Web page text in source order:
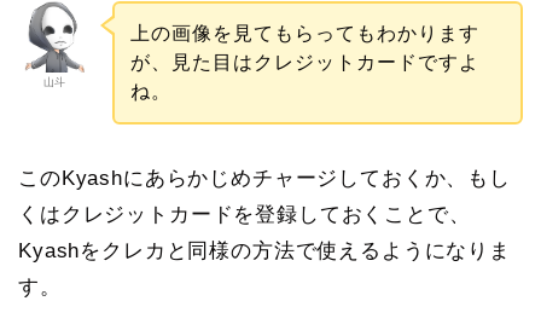
山斗
上の画像を見てもらってもわかります
が、見た目はクレジットカードですよ
ね。
このKyashにあらかじめチャージしておくか、もし
くはクレジットカードを登録しておくことで、
Kyashをクレカと同様の方法で使えるようになりま
す。